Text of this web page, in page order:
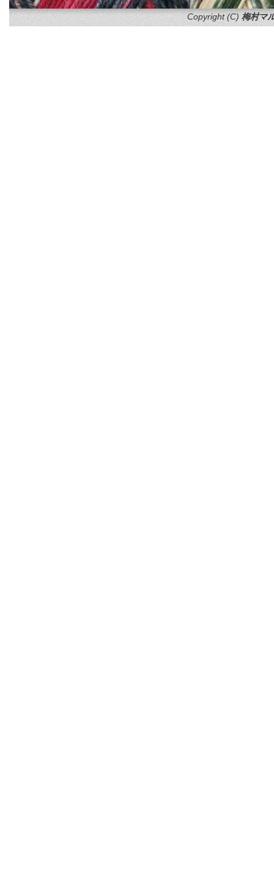
Copyright (C) 梅村マ